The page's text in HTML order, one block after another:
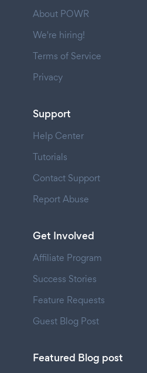
About POWR
We're hiring!
Terms of Service
Privacy
Support
Help Center
Tutorials
Contact Support
Report Abuse
Get Involved
Affiliate Program
Success Stories
Feature Requests
Guest Blog Post
Featured Blog post